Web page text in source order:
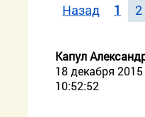
Назад 1 2
Капул
18 декабря 2015
10:52:52